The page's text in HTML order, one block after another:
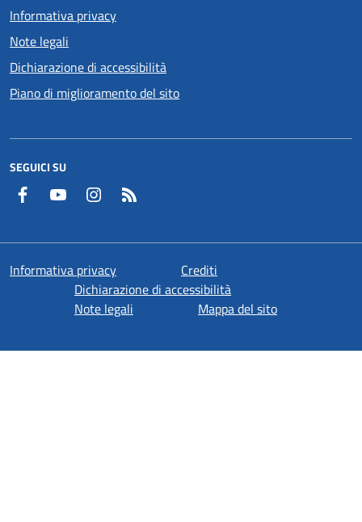
Informativa privacy
Note legali
Dichiarazione di accessibilità
Piano di miglioramento del sito
SEGUICI SU
Facebook YouTube Instagram
Informativa privacy
Crediti
Dichiarazione di accessibilità
Note legali
Mappa del sito